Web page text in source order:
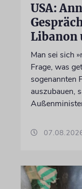
USA:
Libanon
Man sei sich
Frage, was
sogenannten
auszubauen,